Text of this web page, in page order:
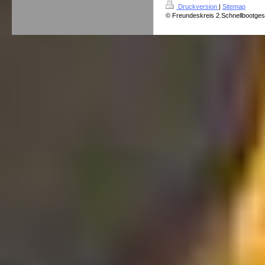
Druckversion
Sitemap
© Freundeskreis